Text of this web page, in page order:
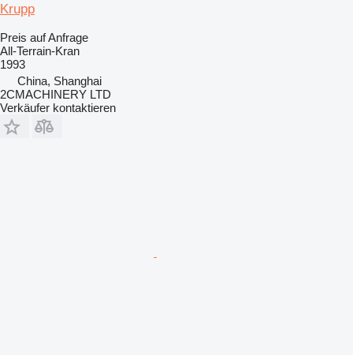
Krupp
Preis auf Anfrage
All-Terrain-Kran
1993
China, Shanghai
2CMACHINERY LTD
Verkäufer kontaktieren